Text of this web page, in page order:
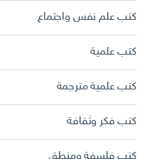
كتب علم نفس واجتماع
كتب علمية
كتب علمية مترجمة
كتب فكر وثقافة
كتب فلسفة ومنطق